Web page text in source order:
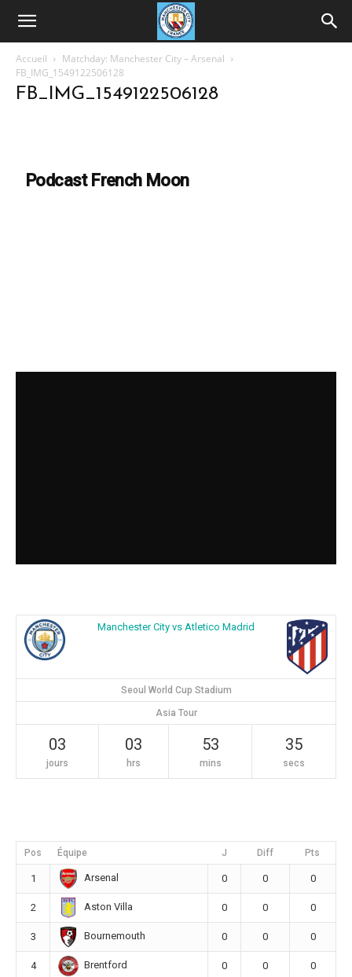
Accueil
Matchday: Manchester City – Arsenal
FB_IMG_1549122506128
FB_IMG_1549122506128
Podcast French Moon
Manchester City vs Atletico Madrid
Seoul World Cup Stadium
Asia Tour
03
jours
03
hrs
53
mins
35
secs
Pos Équipe J Diff Pts
1 Arsenal 0 0 0
2 Aston Villa 0 0 0
3 Bournemouth 0 0 0
4 Brentford 0 0 0